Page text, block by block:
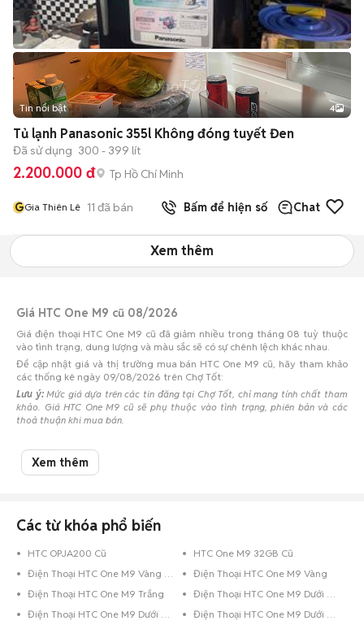
Tin nổi bật 4
Tủ lạnh Panasonic 355l Không đóng tuyết Đen
Đã sử dụng 300 - 399 lít
2.200.000 đ Tp Hồ Chí Minh
GGia Thiên Lê 11 đã bán Bấm để hiện số Chat
Xem thêm
Giá HTC One M9 cũ 08/2026
Giá điện thoại HTC One M9 cũ đã giảm nhiều trong tháng 08 tuỳ thuộc
vào tình trạng, dung lượng và màu sắc sẽ có sự chênh lệch khác nhau.
Để cập nhật giá và thị trường mua bán HTC One M9 cũ, hãy tham khảo
các thống kê ngày 09/08/2026 trên Chợ Tốt:
Lưu ý:Mức giá dựa trên các tin đăng tại Chợ Tốt, chỉ mang tính chất tham
khảo. Giá HTC One M9 cũ sẽ phụ thuộc vào tình trạng, phiên bản và các
thoả thuận khi mua bán.
Mua bán HTC One M9 cũ
Chợ Tốt có 1 tin đăng bán, mua HTC One M9 cũ với nhiều khoảng giá giúp
Xem thêm
Các từ khóa phổ biến
HTC OPJA200 Cũ
HTC One M9 32GB Cũ
Điện Thoại HTC One M9 Vàng Hồng
Điện Thoại HTC One M9 Vàng
Điện Thoại HTC One M9 Trắng
Điện Thoại HTC One M9 Dưới 8GB Xanh Dương
Điện Thoại HTC One M9 Dưới 8GB Vàng
Điện Thoại HTC One M9 Dưới 8GB Đen